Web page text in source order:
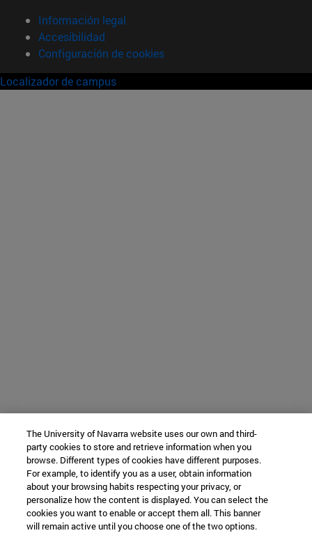
Información legal
Accesibilidad
Configuración de cookies
Localizador de campus
The University of Navarra website uses our own and third-
party cookies to store and retrieve information when you
browse. Different types of cookies have different purposes.
For example, to identify you as a user, obtain information
about your browsing habits respecting your privacy, or
personalize how the content is displayed. You can select the
cookies you want to enable or accept them all. This banner
will remain active until you choose one of the two options.